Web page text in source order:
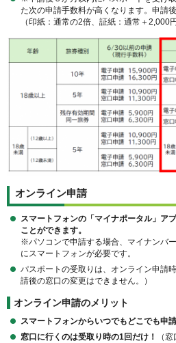
た次の申請手数料が高くなります。申請
（印紙：通常の2倍、証紙：通常＋2,000円
オンライン申請
スマートフォンの「マイナポータル」ア
ことができます。
※パソコンで申請する場合、マイナンバ
にスマートフォンが必要です。
パスポートの受取りは、オンライン申請
請後の窓口の変更はできません。）
オンライン申請のメリット
スマートフォンからいつでもどこでも申請
窓口に行くのは受取り時の1回だけ！
（